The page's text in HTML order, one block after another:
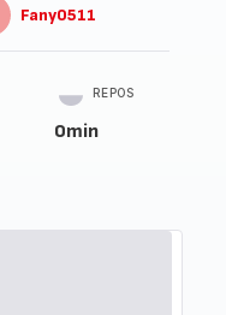
Fany0511
REPOS
0min